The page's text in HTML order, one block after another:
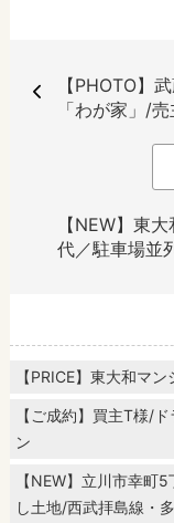
【PHOTO】
「わが家」/売
【NEW】東
代／駐車場並
【PRICE】東大和マ
【ご成約】買主T様/
ン
【NEW】立川市幸町
し土地/西武拝島線・